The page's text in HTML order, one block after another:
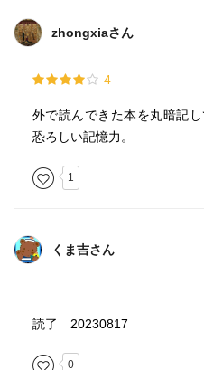
zhongxiaさん
4
外で読んできた本を丸暗記
恐ろしい記憶力。
1
くま吉さん
読了 20230817
0